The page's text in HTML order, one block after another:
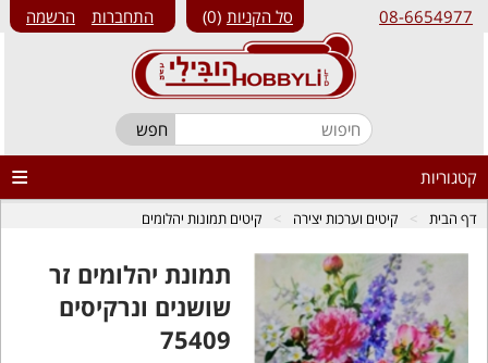
התחברות הרשמה סל הקניות 0 08-6654977
קטגוריות
דף הבית קיטים וערכות יצירה קיטים תמונות יהלומים
תמונת יהלומים זר
שושנים ונרקיסים
75409